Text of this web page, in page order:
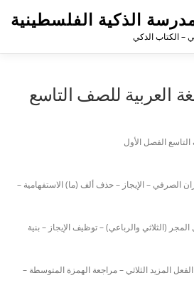
الذكية الفلسطينية
– الكتاب الذكي
العربية للصف التاسع
الفصل الأول
الصرفي – الإيجاز – حذف ألف (ما) الاستفهامية –
(الثلاثي والرباعي) – توظيف الإيجاز – بنية
المزيد الثلاثي – مراجعة الهمزة المتوسطة –